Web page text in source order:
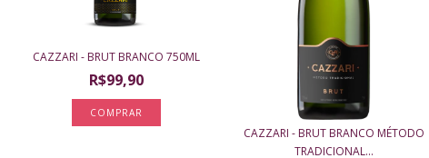
CAZZARI - BRUT BRANCO 750ML
R$99,90
CAZZARI - BRUT BRANCO MÉTODO
TRADICIONAL...